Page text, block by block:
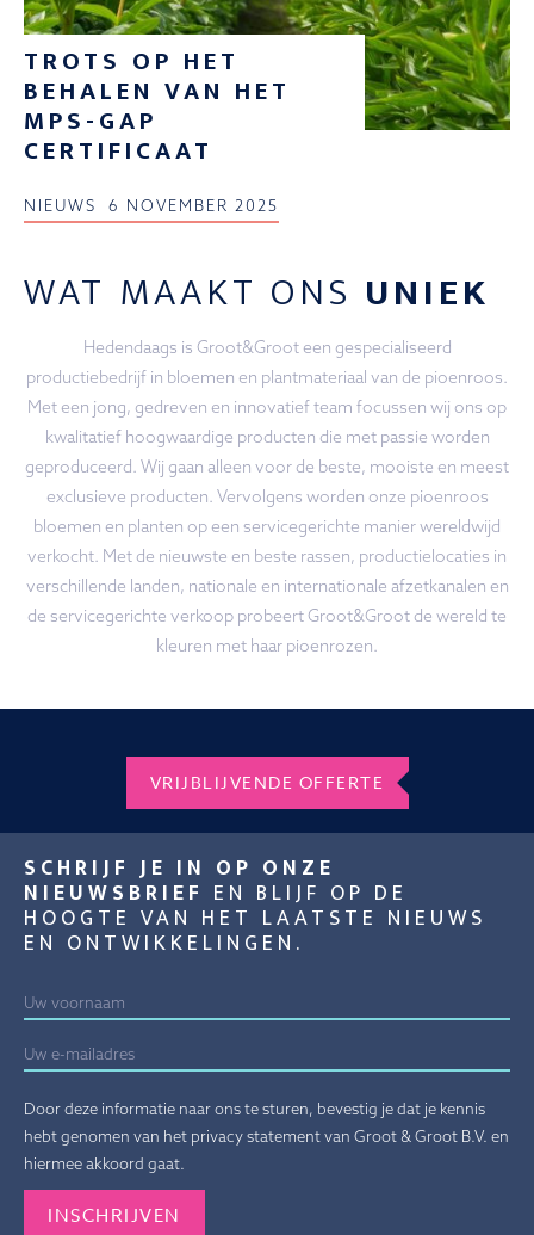
TROTS OP HET
BEHALEN VAN HET
MPS-GAP
CERTIFICAAT
NIEUWS 6 NOVEMBER 2025
WAT MAAKT ONS UNIEK
Hedendaags is Groot&Groot een gespecialiseerd
productiebedrijf in bloemen en plantmateriaal van de pioenroos.
Met een jong, gedreven en innovatief team focussen wij ons op
kwalitatief hoogwaardige producten die met passie worden
geproduceerd. Wij gaan alleen voor de beste, mooiste en meest
exclusieve producten. Vervolgens worden onze pioenroos
bloemen en planten op een servicegerichte manier wereldwijd
verkocht. Met de nieuwste en beste rassen, productielocaties in
verschillende landen, nationale en internationale afzetkanalen en
de servicegerichte verkoop probeert Groot&Groot de wereld te
kleuren met haar pioenrozen.
VRIJBLIJVENDE OFFERTE
SCHRIJF JE IN OP ONZE
NIEUWSBRIEF EN BLIJF OP DE
HOOGTE VAN HET LAATSTE NIEUWS
EN ONTWIKKELINGEN.
Door deze informatie naar ons te sturen, bevestig je dat je kennis
hebt genomen van het privacy statement van Groot & Groot B.V. en
hiermee akkoord gaat.